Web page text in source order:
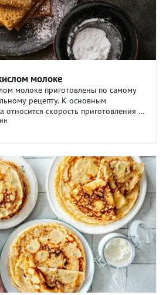
молоке
молоке приготовлены по самому
рецепту. К основным
относится скорость приготовления –
молока будут готовы через
в любом холодильнике. Они
– подавайте их детям и
и в будни, с начинкой или просто
можно сказать одно – любую на
грибы, рыба, сыр, капуста, творог,
В случае, когда блины подаются
им составят сметана, мед,
с сахаром ягоды. Подведя
не рецепт, а находка! И чтобы блины у
точно следуйте пошаговому
свои действия с фото.